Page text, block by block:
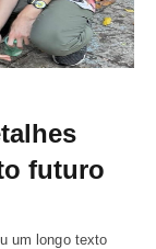
futuro
um longo texto